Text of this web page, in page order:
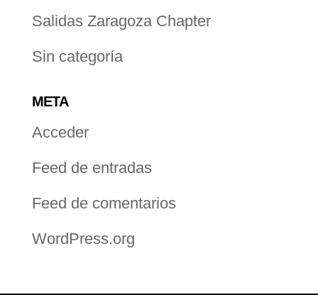
Salidas Zaragoza Chapter
Sin categoría
META
Acceder
Feed de entradas
Feed de comentarios
WordPress.org